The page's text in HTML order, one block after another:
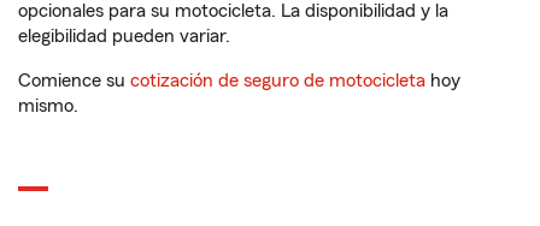
opcionales para su motocicleta. La disponibilidad y la
elegibilidad pueden variar.
Comience su cotización de seguro de motocicleta hoy
mismo.